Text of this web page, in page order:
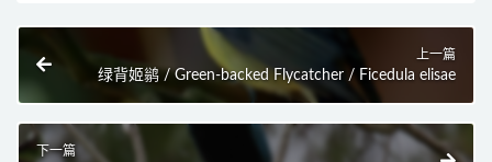
上一篇
绿背姬鹟 / Green-backed Flycatcher / Ficedula elisae
下一篇